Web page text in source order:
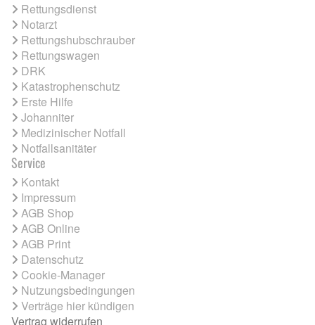
Rettungsdienst
Notarzt
Rettungshubschrauber
Rettungswagen
DRK
Katastrophenschutz
Erste Hilfe
Johanniter
Medizinischer Notfall
Notfallsanitäter
Service
Kontakt
Impressum
AGB Shop
AGB Online
AGB Print
Datenschutz
Cookie-Manager
Nutzungsbedingungen
Verträge hier kündigen
Vertrag widerrufen